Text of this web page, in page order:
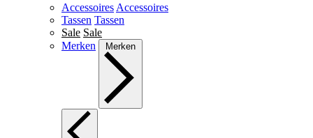
Accessoires Accessoires
Tassen Tassen
Sale Sale
Merken
Merken